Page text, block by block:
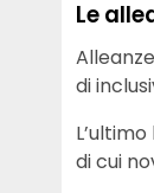
Le
di
di cui